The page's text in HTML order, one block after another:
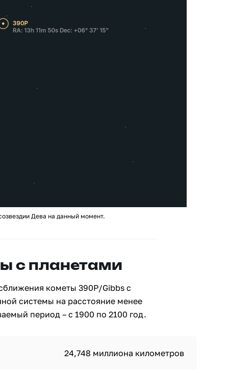
Дева на данный момент.
с планетами
кометы 390P/Gibbs с
системы на расстояние менее
период – с 1900 по 2100 год.
24,748 миллиона километров